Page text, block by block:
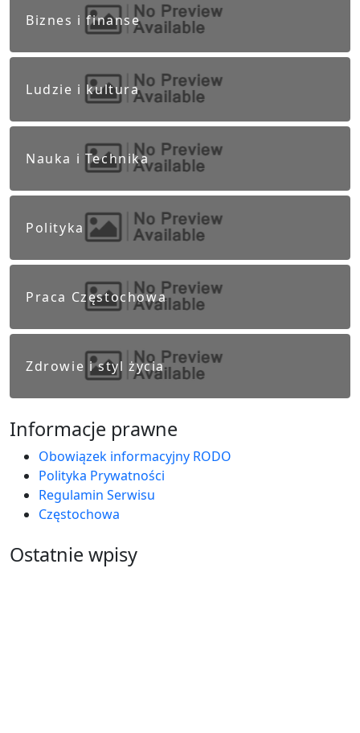
Biznes i finanse
Ludzie i kultura
Nauka i Technika
Polityka
Praca Częstochowa
Zdrowie i styl życia
Informacje prawne
Obowiązek informacyjny RODO
Polityka Prywatności
Regulamin Serwisu
Częstochowa
Ostatnie wpisy